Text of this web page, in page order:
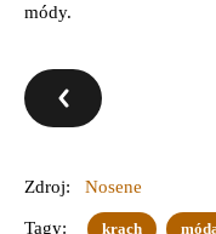
módy.
Zdroj: Nosene
Tagy: krach